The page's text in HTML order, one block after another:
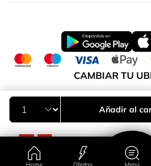
Añadir al
CAMBIAR TU
Península y